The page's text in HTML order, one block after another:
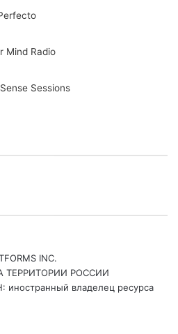
Mind Radio
Sessions
INC.
ТЕРРИТОРИИ РОССИИ
владелец ресурса